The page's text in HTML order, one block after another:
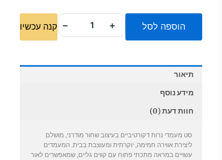
₪199.00.
₪148.00.−
סט
+ הוספה לסל קנה עכשיו
תיאור
מידע נוסף
חוות דעת (0)
סט מעמדי נרות דקורטיביים בעיצוב שחור מודרני, מושלם
ליצירת אווירה חמימה, יוקרתית ומעוצבת בבית. המעמדים
עשויים במראה מתכתי פתוח עם קווים גליים, שמאפשרים לאור